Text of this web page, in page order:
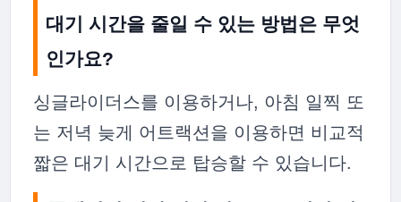
대기 시간을 줄일 수 있는 방법은 무엇
인가요?
싱글라이더스를 이용하거나, 아침 일찍 또
는 저녁 늦게 어트랙션을 이용하면 비교적
짧은 대기 시간으로 탑승할 수 있습니다.